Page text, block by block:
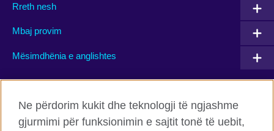
Rreth nesh
Mbaj provim
Mësimdhënia e anglishtes
Facebook Twitter
Ne përdorim kukit dhe teknologji të ngjashme
gjurmimi për funksionimin e sajtit tonë të uebit,